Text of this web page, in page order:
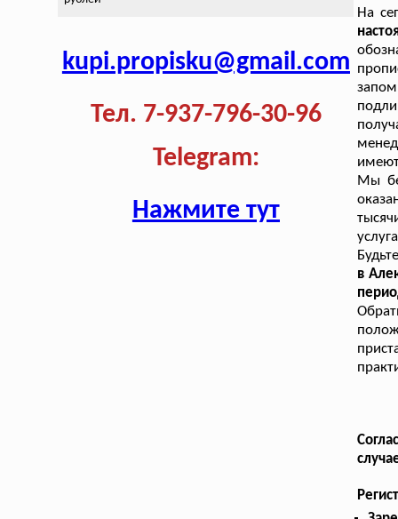
kupi.propisku@gmail.com
Тел. 7-937-796-30-96
Telegram:
Нажмите тут
На
Мы
в